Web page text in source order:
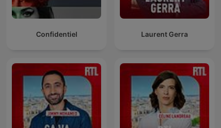
Confidentiel Laurent Gerra